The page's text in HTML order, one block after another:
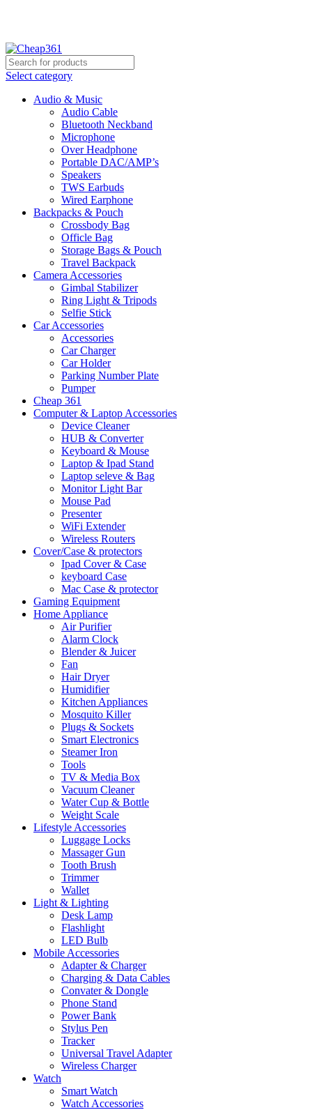
Select category
Audio & Music
Audio Cable
Bluetooth Neckband
Microphone
Over Headphone
Portable DAC/AMP’s
Speakers
TWS Earbuds
Wired Earphone
Backpacks & Pouch
Crossbody Bag
Officle Bag
Storage Bags & Pouch
Travel Backpack
Camera Accessories
Gimbal Stabilizer
Ring Light & Tripods
Selfie Stick
Car Accessories
Accessories
Car Charger
Car Holder
Parking Number Plate
Pumper
Cheap 361
Computer & Laptop Accessories
Device Cleaner
HUB & Converter
Keyboard & Mouse
Laptop & Ipad Stand
Laptop seleve & Bag
Monitor Light Bar
Mouse Pad
Presenter
WiFi Extender
Wireless Routers
Cover/Case & protectors
Ipad Cover & Case
keyboard Case
Mac Case & protector
Gaming Equipment
Home Appliance
Air Purifier
Alarm Clock
Blender & Juicer
Fan
Hair Dryer
Humidifier
Kitchen Appliances
Mosquito Killer
Plugs & Sockets
Smart Electronics
Steamer Iron
Tools
TV & Media Box
Vacuum Cleaner
Water Cup & Bottle
Weight Scale
Lifestyle Accessories
Luggage Locks
Massager Gun
Tooth Brush
Trimmer
Wallet
Light & Lighting
Desk Lamp
Flashlight
LED Bulb
Mobile Accessories
Adapter & Charger
Charging & Data Cables
Convater & Dongle
Phone Stand
Power Bank
Stylus Pen
Tracker
Universal Travel Adapter
Wireless Charger
Watch
Smart Watch
Watch Accessories